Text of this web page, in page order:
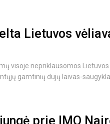
Lietuvos
visoje nepriklausomos
gamtinių dujų laivas-
prie IMO